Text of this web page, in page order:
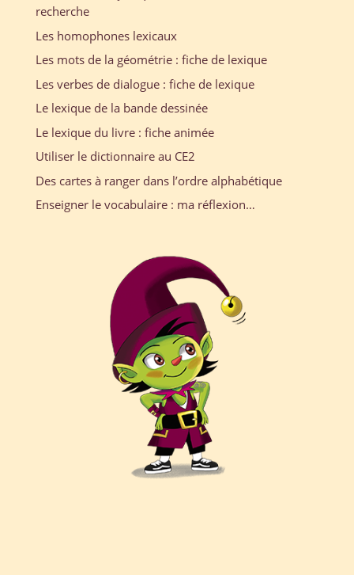
recherche
Les homophones lexicaux
Les mots de la géométrie : fiche de lexique
Les verbes de dialogue : fiche de lexique
Le lexique de la bande dessinée
Le lexique du livre : fiche animée
Utiliser le dictionnaire au CE2
Des cartes à ranger dans l’ordre alphabétique
Enseigner le vocabulaire : ma réflexion…